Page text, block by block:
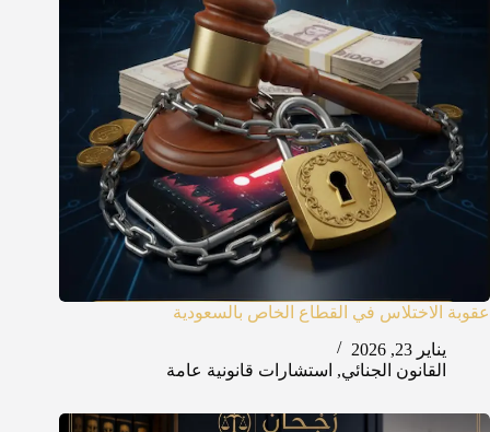
عقوبة الاختلاس في القطاع الخاص بالسعودية
يناير 23, 2026
القانون الجنائي, استشارات قانونية عامة